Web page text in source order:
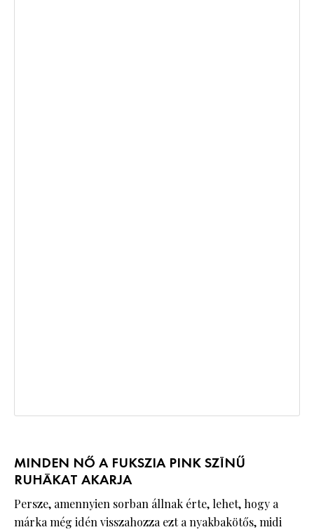
MINDEN NŐ A FUKSZIA PINK SZÍNŰ
RUHÁKAT AKARJA
Persze, amennyien sorban állnak érte, lehet, hogy a
márka még idén visszahozza ezt a nyakbakötős, midi